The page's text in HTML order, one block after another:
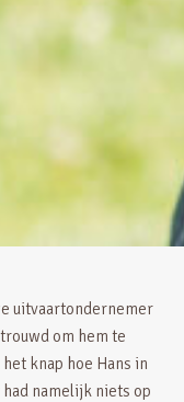
uitvaartondernemer
om hem te
knap hoe Hans in
namelijk niets op